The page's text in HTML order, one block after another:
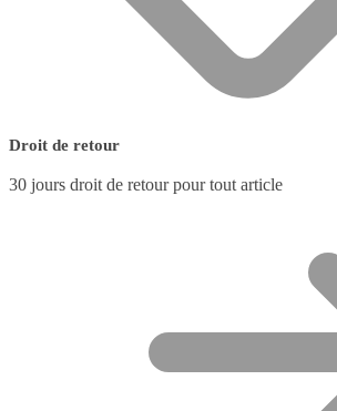
Droit de retour
30 jours droit de retour pour tout article